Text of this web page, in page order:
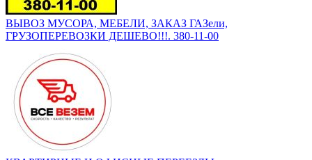
ВЫВОЗ МУСОРА, МЕБЕЛИ, ЗАКАЗ ГАЗели,
ГРУЗОПЕРЕВОЗКИ ДЕШЕВО!!!. 380-11-00